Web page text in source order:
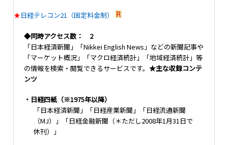
★日経テレコン21（固定料金制）
◆同時アクセス数： 2
「日本経済新聞」「Nikkei English News」などの新聞記事や
「マーケット概況」「マクロ経済統計」「地域経済統計」等
の情報を検索・閲覧できるサービスです。 ★主な収録コンテ
ンツ
・日経四紙（※1975年以降）
「日本経済新聞」「日経産業新聞」「日経流通新聞
（MJ）」「日経金融新聞（＊ただし2008年1月31日で
休刊）」